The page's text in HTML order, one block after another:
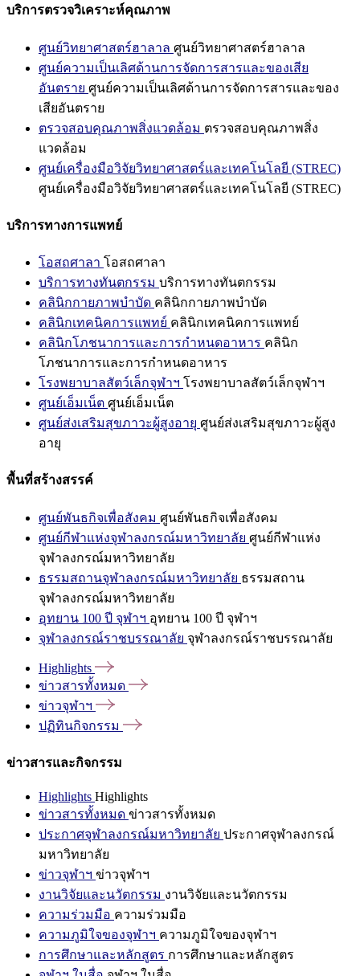
บริการตรวจวิเคราะห์คุณภาพ
ศูนย์วิทยาศาสตร์ฮาลาล ศูนย์วิทยาศาสตร์ฮาลาล
ศูนย์ความเป็นเลิศด้านการจัดการสารและของเสีย
อันตราย ศูนย์ความเป็นเลิศด้านการจัดการสารและของ
เสียอันตราย
ตรวจสอบคุณภาพสิ่งแวดล้อม ตรวจสอบคุณภาพสิ่ง
แวดล้อม
ศูนย์เครื่องมือวิจัยวิทยาศาสตร์และเทคโนโลยี (STREC)
ศูนย์เครื่องมือวิจัยวิทยาศาสตร์และเทคโนโลยี (STREC)
บริการทางการแพทย์
โอสถศาลา โอสถศาลา
บริการทางทันตกรรม บริการทางทันตกรรม
คลินิกกายภาพบำบัด คลินิกกายภาพบำบัด
คลินิกเทคนิคการแพทย์ คลินิกเทคนิคการแพทย์
คลินิกโภชนาการและการกำหนดอาหาร คลินิก
โภชนาการและการกำหนดอาหาร
โรงพยาบาลสัตว์เล็กจุฬาฯ โรงพยาบาลสัตว์เล็กจุฬาฯ
ศูนย์เอ็มเน็ต ศูนย์เอ็มเน็ต
ศูนย์ส่งเสริมสุขภาวะผู้สูงอายุ ศูนย์ส่งเสริมสุขภาวะผู้สูง
อายุ
พื้นที่สร้างสรรค์
ศูนย์พันธกิจเพื่อสังคม ศูนย์พันธกิจเพื่อสังคม
ศูนย์กีฬาแห่งจุฬาลงกรณ์มหาวิทยาลัย ศูนย์กีฬาแห่ง
จุฬาลงกรณ์มหาวิทยาลัย
ธรรมสถานจุฬาลงกรณ์มหาวิทยาลัย ธรรมสถาน
จุฬาลงกรณ์มหาวิทยาลัย
อุทยาน 100 ปี จุฬาฯ อุทยาน 100 ปี จุฬาฯ
จุฬาลงกรณ์ราชบรรณาลัย จุฬาลงกรณ์ราชบรรณาลัย
Highlights
ข่าวสารทั้งหมด
ข่าวจุฬาฯ
ปฏิทินกิจกรรม
ข่าวสารและกิจกรรม
Highlights Highlights
ข่าวสารทั้งหมด ข่าวสารทั้งหมด
ประกาศจุฬาลงกรณ์มหาวิทยาลัย ประกาศจุฬาลงกรณ์
มหาวิทยาลัย
ข่าวจุฬาฯ ข่าวจุฬาฯ
งานวิจัยและนวัตกรรม งานวิจัยและนวัตกรรม
ความร่วมมือ ความร่วมมือ
ความภูมิใจของจุฬาฯ ความภูมิใจของจุฬาฯ
การศึกษาและหลักสูตร การศึกษาและหลักสูตร